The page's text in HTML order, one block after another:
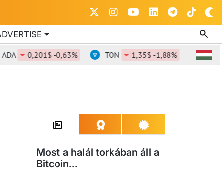
0,201$ -0,63% TON 1,35$ -1,88% DOT
Most a halál torkában áll a
Bitcoin...